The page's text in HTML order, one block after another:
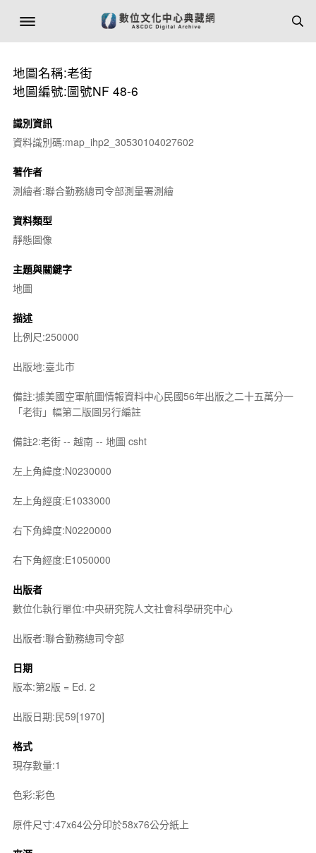
地圖名稱:老街
地圖編號:圖號NF 48-6
識別資訊
資料識別碼:map_ihp2_30530104027602
著作者
測繪者:聯合勤務總司令部測量署測繪
資料類型
靜態圖像
主題與關鍵字
地圖
描述
比例尺:250000
出版地:臺北市
備註:據美國空軍航圖情報資料中心民國56年出版之二十五萬分一
「老街」幅第二版圖另行編註
備註2:老街 -- 越南 -- 地圖 csht
左上角緯度:N0230000
左上角經度:E1033000
右下角緯度:N0220000
右下角經度:E1050000
出版者
數位化執行單位:中央研究院人文社會科學研究中心
出版者:聯合勤務總司令部
日期
版本:第2版 = Ed. 2
出版日期:民59[1970]
格式
現存數量:1
色彩:彩色
原件尺寸:47x64公分印於58x76公分紙上